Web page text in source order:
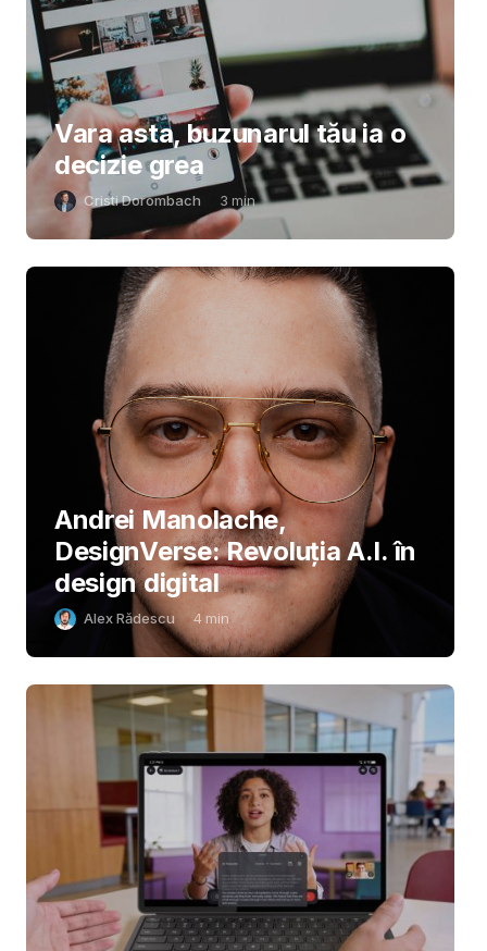
Vara asta, buzunarul tău ia o
decizie grea
Cristi Dorombach 3 min
Andrei Manolache,
DesignVerse: Revoluția A.I. în
design digital
Alex Rădescu 4 min